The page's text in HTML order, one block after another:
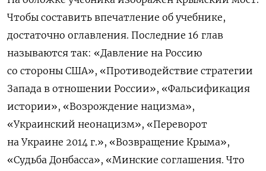
Чтобы составить впечатление об учебнике,
достаточно оглавления. Последние 16 глав
называются так: «Давление на Россию
со стороны США», «Противодействие стратегии
Запада в отношении России», «Фальсификация
истории», «Возрождение нацизма»,
«Украинский неонацизм», «Переворот
на Украине 2014 г.», «Возвращение Крыма»,
«Судьба Донбасса», «Минские соглашения. Что